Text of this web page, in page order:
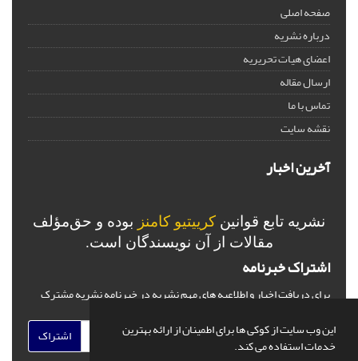
این وب سایت از کوکی ها برای اطمینان از ارائه بهترین
خدمات استفاده می کند.
صفحه اصلی
درباره نشریه
اعضای هیات تحریریه
ارسال مقاله
تماس با ما
نقشه سایت
آخرین اخبار
نشریه تابع قوانین کرییتیو کامنز بوده و حق‌مؤلف
مقالات از آن نویسندگان است.
اشتراک خبرنامه
برای دریافت اخبار و اطلاعیه های مهم نشریه در خبرنامه نشریه مشترک
اشتراک